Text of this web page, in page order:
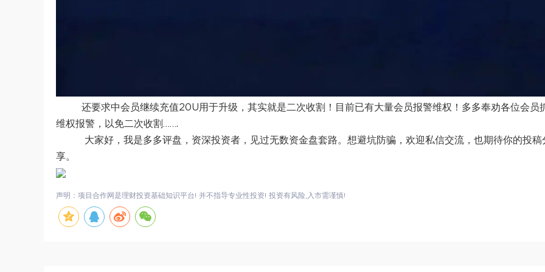
还要求中会员继续充值20U用于升级，其实就是二次收割！目前已有大量会员报警维权！多多奉劝各位会员
维权报警，以免二次收割…….
大家好，我是多多评盘，资深投资者，见过无数资金盘套路。想避坑防骗，欢迎私信交流，也期待你的投稿
享。
声明：项目合作网是理财投资基础知识平台! 并不指导专业性投资! 投资有风险,入市需谨慎!